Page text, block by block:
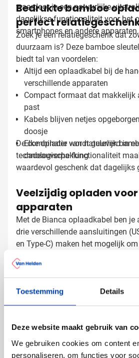
Toestemming Details
Deze website maakt gebruik van
We gebruiken cookies om content
personaliseren, om functies voor
waardoor je een natuurlijke
dagelijkse functionaliteit voor het
smartphones en andere apparaten.
Bedrukte bamboe
perfect
Zoek je een relatiegeschenk dat
duurzaam is? Deze bamboe
biedt tal van voordelen:
Altijd een oplaadkabel bij de
verschillende apparaten
Compact formaat dat makkelijk
past
Kabels blijven netjes
doosje
Elke oplader wordt geleverd in
cadeauverpakking
De combinatie van natuurlijk
technologische functionaliteit
waardevol geschenk dat dagelijks
Veelzijdig opladen
apparaten
Met de Bianca oplaadkabel ben je
drie verschillende aansluitingen
en Type-C) maken het mogelijk
apparaat op te laden. Of het nu
Android-smartphone of tablet -
waarderen.
Sleutelhangers laten
logo
perfecte bedrukking van jouw
oplader: